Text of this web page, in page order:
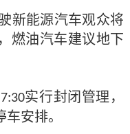
新能源汽车观众将
燃油汽车建议地下
7:30实行封闭管理，
安排。